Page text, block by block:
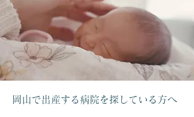
岡山で出産する病院を探している方へ